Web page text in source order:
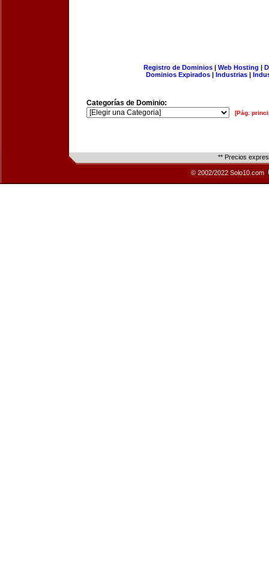
Registro de Dominios| Web Hosting |
Dominios Expirados | Industrias |
Categorías de Dominio:
[Pág.
** Precios
© 2002/2022 Solo10.com